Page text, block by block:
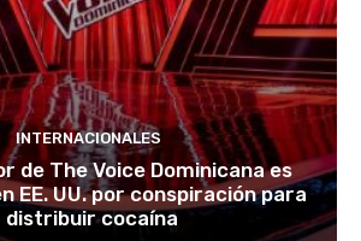
INTERNACIONALES
de The Voice Dominicana es
EE. UU. por conspiración para
distribuir cocaína